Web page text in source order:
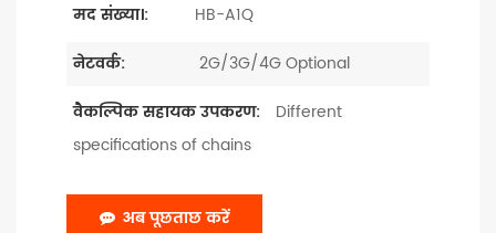
मद संख्या।:
HB-A1Q
नेटवर्क:
2G/3G/4G Optional
वैकल्पिक सहायक उपकरण:
Different
specifications of chains
अब पूछताछ करें